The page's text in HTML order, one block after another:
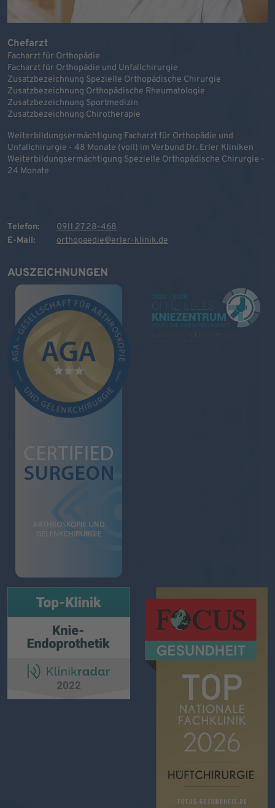
Chefarzt
Facharzt für Orthopädie
Facharzt für Orthopädie und Unfallchirurgie
Zusatzbezeichnung Spezielle Orthopädische Chirurgie
Zusatzbezeichnung Orthopädische Rheumatologie
Zusatzbezeichnung Sportmedizin
Zusatzbezeichnung Chirotherapie
Weiterbildungsermächtigung Facharzt für Orthopädie und
Unfallchirurgie - 48 Monate (voll) im Verbund Dr. Erler Kliniken
Weiterbildungsermächtigung Spezielle Orthopädische Chirurgie -
24 Monate
Telefon:
0911 27 28-468
E-Mail:
orthopaedie@erler-klinik.de
AUSZEICHNUNGEN